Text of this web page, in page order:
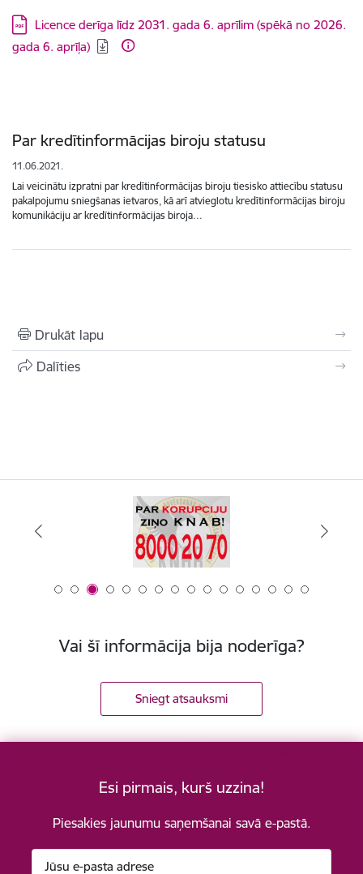
Lejupielādēt:
Licence derīga līdz 2031. gada 6. aprīlim (spēkā no 2026.
gada 6. aprīļa)
Par kredītinformācijas biroju statusu
11.06.2021.
Lai veicinātu izpratni par kredītinformācijas biroju tiesisko attiecību statusu
pakalpojumu sniegšanas ietvaros, kā arī atvieglotu kredītinformācijas biroju
komunikāciju ar kredītinformācijas biroja…
Drukāt lapu
Dalīties
Vai šī informācija bija noderīga?
Sniegt atsauksmi
Esi pirmais, kurš uzzina!
Piesakies jaunumu saņemšanai savā e-pastā.